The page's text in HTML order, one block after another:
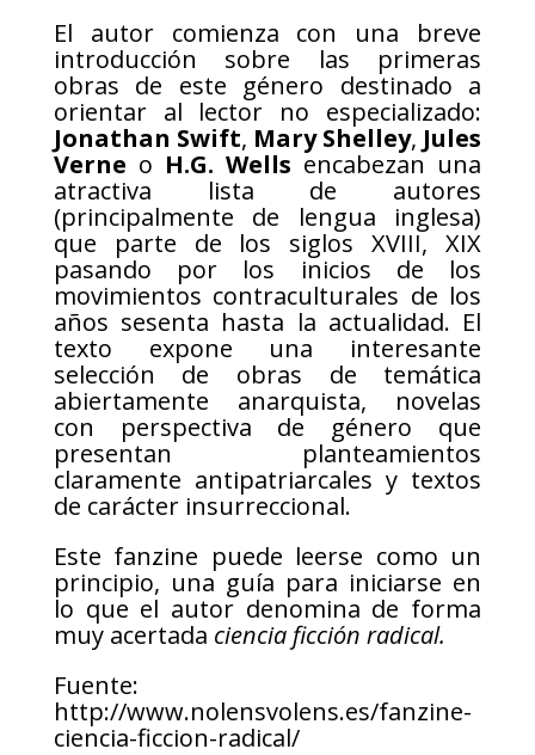
El autor comienza con una breve
introducción sobre las primeras
obras de este género destinado a
orientar al lector no especializado:
Jonathan Swift, Mary Shelley, Jules
Verne o H.G. Wells encabezan una
atractiva lista de autores
(principalmente de lengua inglesa)
que parte de los siglos XVIII, XIX
pasando por los inicios de los
movimientos contraculturales de los
años sesenta hasta la actualidad. El
texto expone una interesante
selección de obras de temática
abiertamente anarquista, novelas
con perspectiva de género que
presentan planteamientos
claramente antipatriarcales y textos
de carácter insurreccional.
Este fanzine puede leerse como un
principio, una guía para iniciarse en
lo que el autor denomina de forma
muy acertada ciencia ficción radical.
Fuente:
http://www.nolensvolens.es/fanzine-
ciencia-ficcion-radical/